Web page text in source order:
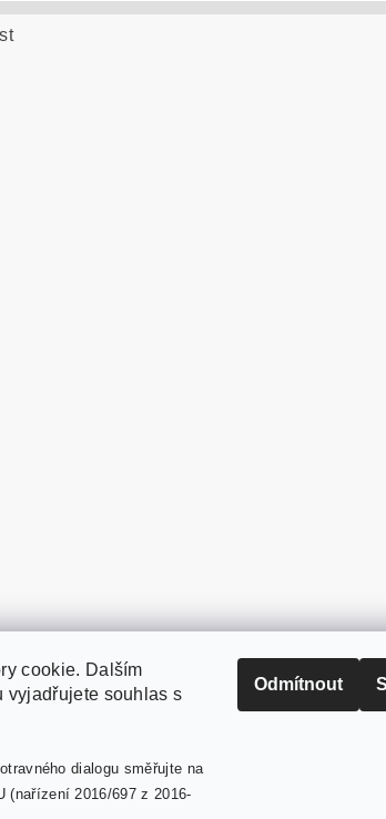
PaperModel.cz
cookie. Dalším
vyjadřujete souhlas s
dialogu směřujte na
(nařízení 2016/697 z 2016-
Odmítnout